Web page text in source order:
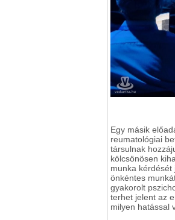
Egy másik
reumatológiai
társulnak
kölcsönösen
munka
önkéntes
gyakorolt
terhet jelent az
milyen hatással